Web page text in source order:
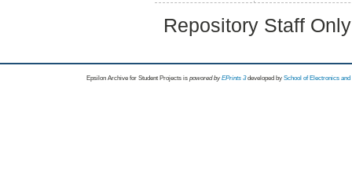
Repository Staff
Epsilon Archive for Student Projects is powored byEPrints 3 developed by School of Electronics